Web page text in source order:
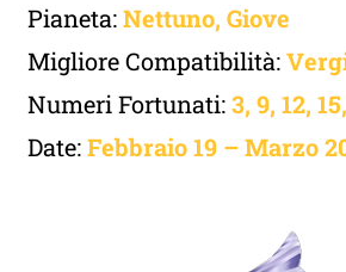
Pianeta:Nettuno,Giove
Migliore Compatibilità:
Numeri Fortunati:3, 9, 12,
Date:Febbraio 19 – Marzo